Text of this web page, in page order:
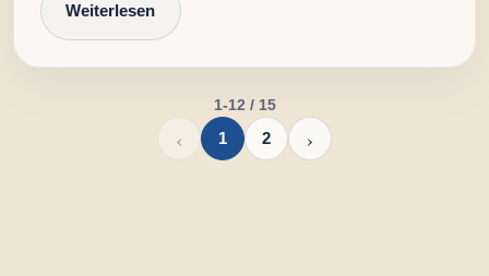
Weiterlesen
1-12 / 15
‹ 1 2 ›